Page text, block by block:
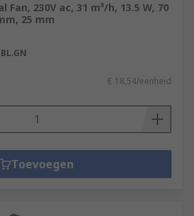
Fan, 230V ac, 31 m³/h, 13.5 W, 70
25 mm
€ 18,54/eenheid
Toevoegen